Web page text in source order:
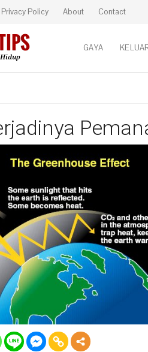
Privacy Policy About Contact
GAYA